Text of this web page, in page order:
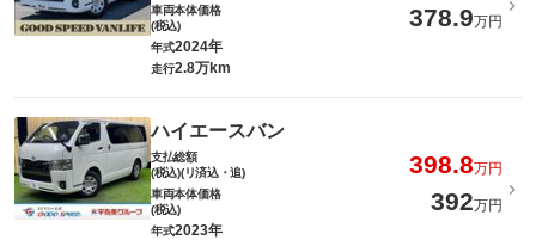
車両本体価格
(税込)
378.9万円
年式2024年
走行2.8万km
ハイエースバン
支払総額
(税込)(リ済込・追)
398.8万円
車両本体価格
(税込)
392万円
年式2023年